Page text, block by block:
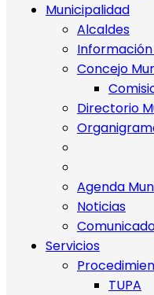
Municipalidad
Alcaldes
Concejo
Directorio
Agenda
Noticias
Servicios
TUPA